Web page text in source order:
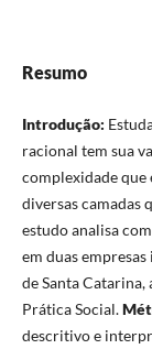
Resumo
Introdução:
racional tem sua
complexidade que
diversas camadas
estudo analisa
em duas
de Santa
Prática Social.
descritivo e